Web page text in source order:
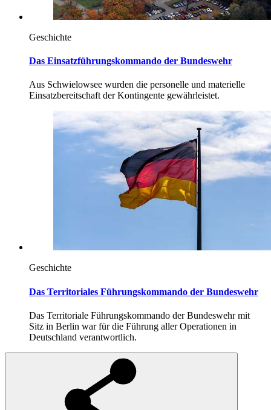
Geschichte
Das Einsatzführungskommando der Bundeswehr
Aus Schwielowsee wurden die personelle und materielle
Einsatzbereitschaft der Kontingente gewährleistet.
Geschichte
Das Territoriales Führungskommando der Bundeswehr
Das Territoriale Führungskommando der Bundeswehr mit
Sitz in Berlin war für die Führung aller Operationen in
Deutschland verantwortlich.